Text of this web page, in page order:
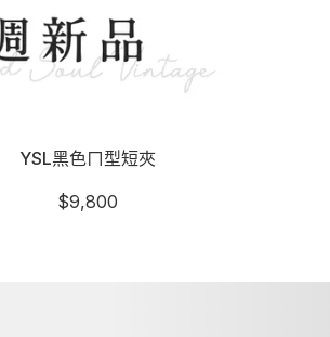
YSL黑色ㄇ型短夾
$9,800